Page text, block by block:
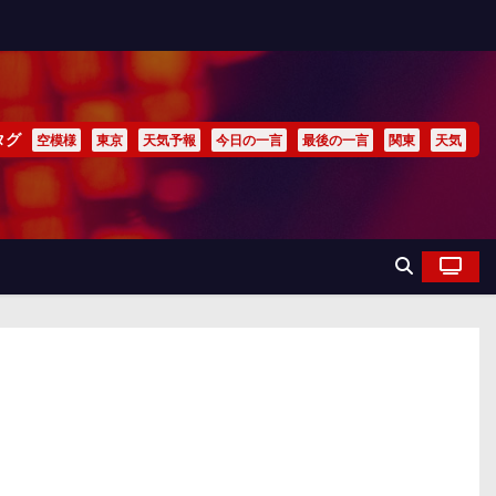
グ 空模様 東京 天気予報 今日の一言 最後の一言 関東 天気